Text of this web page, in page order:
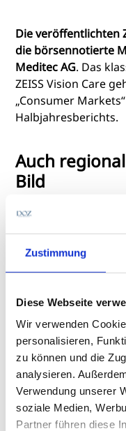
Zustimmung
Diese Webseite
Wir verwenden
personalisieren,
zu können und die
analysieren.
Verwendung unserer
soziale Medien,
Partner führen diese
Die veröffentlichten
die börsennotierte
Meditec AG. Das
ZEISS Vision Care
„Consumer
Halbjahresberichts.
Auch
Bild
Während die
und Afrika) um 4,8
Americas (Nord-,
(Asien-Pazifik-Raum)
nennt das
geopolitische
Zurückhaltung bei
kleinerer und
Mit demProgramm